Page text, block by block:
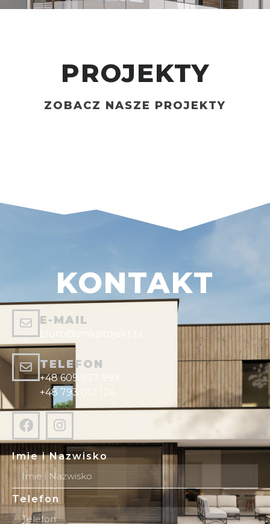
PROJEKTY
ZOBACZ NASZE PROJEKTY
KONTAKT
E-MAIL
biuro@smkprojekt.pl
TELEFON
+48 609 937 999
+48 793 012 126
Imie i Nazwisko
Telefon